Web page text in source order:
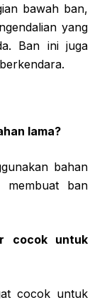
bawah ban,
yang
Ban ini juga
lama?
bahan
membuat ban
cocok untuk
cocok untuk